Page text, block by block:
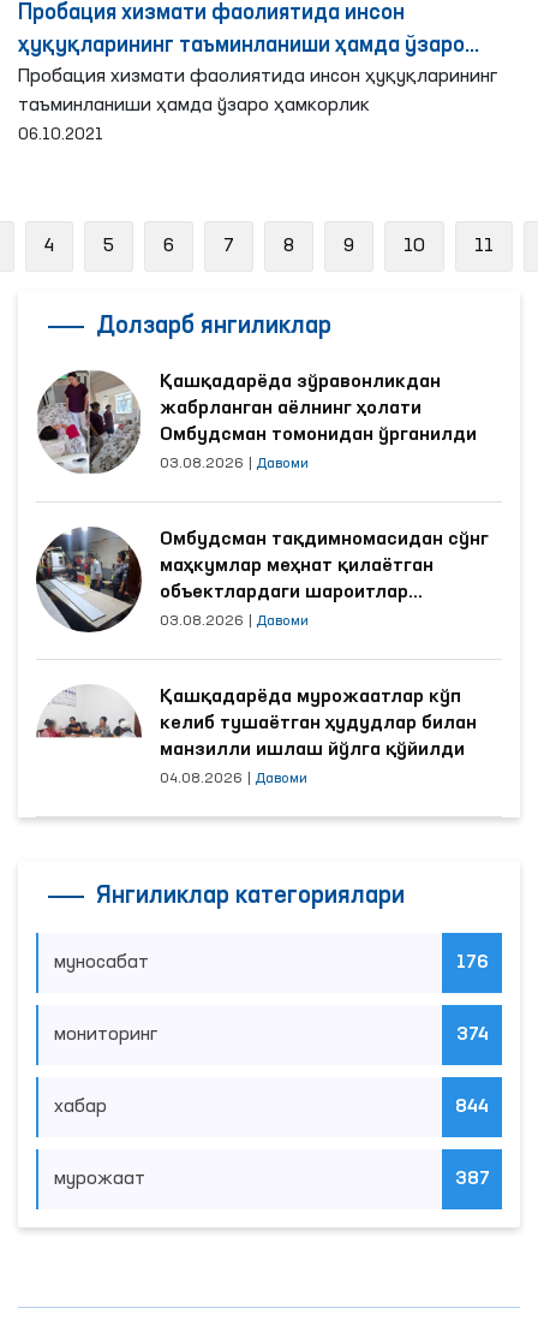
Пробация хизмати фаолиятида инсон
ҳуқуқларининг таъминланиши ҳамда ўзаро
ҳамкорлик
Пробация хизмати фаолиятида инсон ҳуқуқларининг
таъминланиши ҳамда ўзаро ҳамкорлик
06.10.2021
4 5 6 7 8 9 10 11
Долзарб янгиликлар
Қашқадарёда зўравонликдан
жабрланган аёлнинг ҳолати
Омбудсман томонидан ўрганилди
03.08.2026 Давоми
Омбудсман тақдимномасидан сўнг
маҳкумлар меҳнат қилаётган
объектлардаги шароитлар
яхшиланди
03.08.2026 Давоми
Қашқадарёда мурожаатлар кўп
келиб тушаётган ҳудудлар билан
манзилли ишлаш йўлга қўйилди
04.08.2026 Давоми
Янгиликлар категориялари
муносабат 176
мониторинг 374
хабар 844
мурожаат 387